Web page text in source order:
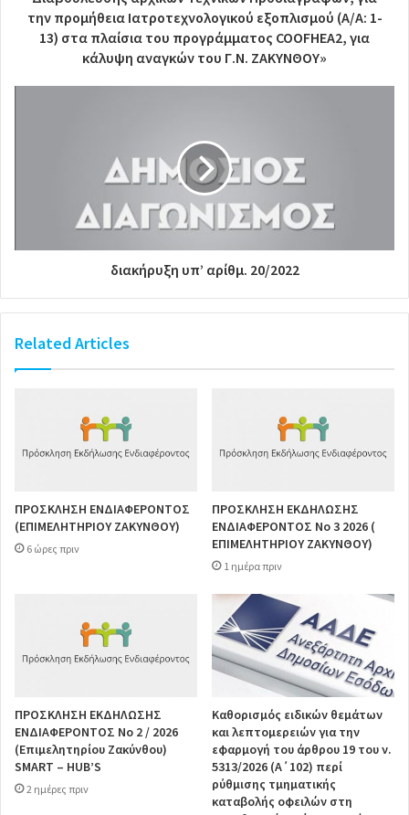
την προμήθεια Ιατροτεχνολογικού εξοπλισμού (Α/Α: 1-
13) στα πλαίσια του προγράμματος COOFHEA2, για
κάλυψη αναγκών του Γ.Ν. ΖΑΚΥΝΘΟΥ»
διακήρυξη υπ’ αρίθμ. 20/2022
Related Articles
ΠΡΟΣΚΛΗΣΗ ΕΝΔΙΑΦΕΡΟΝΤΟΣ
(ΕΠΙΜΕΛΗΤΗΡΙΟΥ ΖΑΚΥΝΘΟΥ)
6 ώρες πριν
ΠΡΟΣΚΛΗΣΗ ΕΚΔΗΛΩΣΗΣ
ΕΝΔΙΑΦΕΡΟΝΤΟΣ Νο 3 2026 (
ΕΠΙΜΕΛΗΤΗΡΙΟΥ ΖΑΚΥΝΘΟΥ)
1 ημέρα πριν
ΠΡΟΣΚΛΗΣΗ ΕΚΔΗΛΩΣΗΣ
ΕΝΔΙΑΦΕΡΟΝΤΟΣ Νο 2 / 2026
(Επιμελητηρίου Ζακύνθου)
SMART – HUB’S
2 ημέρες πριν
Καθορισμός ειδικών θεμάτων
και λεπτομερειών για την
εφαρμογή του άρθρου 19 του ν.
5313/2026 (Α΄102) περί
ρύθμισης τμηματικής
καταβολής οφειλών στη